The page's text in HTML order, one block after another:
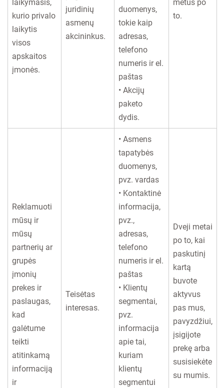
laikymasis,
kurio privalo
laikytis
visos
apskaitos
įmonės.
juridinių
asmenų
akcininkus.
duomenys,
tokie kaip
adresas,
telefono
numeris ir el.
paštas
• Akcijų
paketo
dydis.
metus po
to.
Reklamuoti
mūsų ir
mūsų
partnerių ar
grupės
įmonių
prekes ir
paslaugas,
kad
galėtume
teikti
atitinkamą
informaciją
ir
Teisėtas
interesas.
• Asmens
tapatybės
duomenys,
pvz. vardas
• Kontaktinė
informacija,
pvz.,
adresas,
telefono
numeris ir el.
paštas
• Klientų
segmentai,
pvz.
informacija
apie tai,
kuriam
klientų
segmentui
Dveji metai
po to, kai
paskutinį
kartą
buvote
aktyvus
pas mus,
pavyzdžiui,
įsigijote
prekę arba
susisiekėte
su mumis.